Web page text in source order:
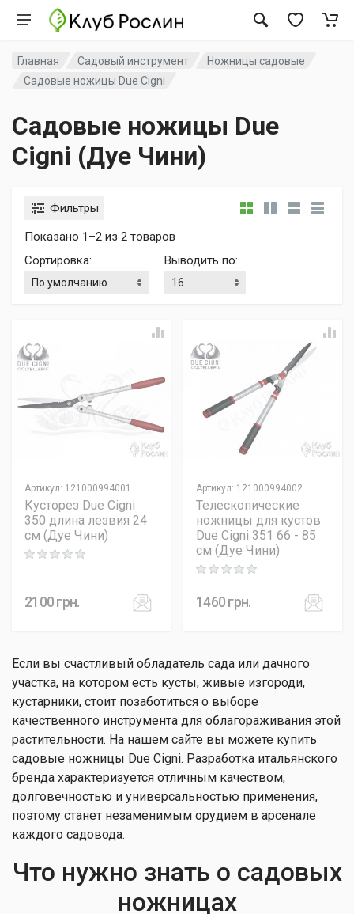
Главная Садовый инструмент
Ножницы садовые
Садовые ножицы Due Cigni
Садовые ножицы Due
Cigni (Дуе Чини)
Фильтры
Показано 1–2 из 2 товаров
Сортировка: Выводить по:
Артикул: 121000994001
Кусторез Due Cigni
350 длина лезвия 24
см (Дуе Чини)
Rating: 0 out of 5
2100грн.
Артикул: 121000994002
Телескопические
ножницы для кустов
Due Cigni 351 66 - 85
см (Дуе Чини)
Rating: 0 out of 5
1460грн.
Если вы счастливый обладатель сада или дачного
участка, на котором есть кусты, живые изгороди,
кустарники, стоит позаботиться о выборе
качественного инструмента для облагораживания этой
растительности. На нашем сайте вы можете купить
садовые ножницы Due Cigni. Разработка итальянского
бренда характеризуется отличным качеством,
долговечностью и универсальностью применения,
поэтому станет незаменимым орудием в арсенале
каждого садовода.
Что нужно знать о садовых
ножницах